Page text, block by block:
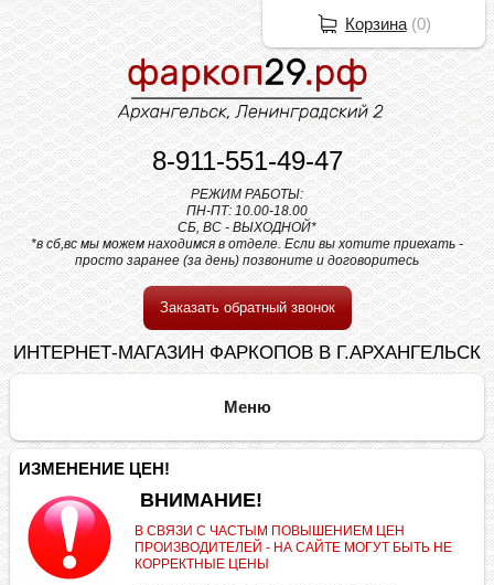
8-911-551-49-47
РЕЖИМ РАБОТЫ:
ПН-ПТ: 10.00-18.00
СБ, ВС - ВЫХОДНОЙ*
*в сб,вс мы можем находимся в отделе. Если вы хотите приехать -
просто заранее (за день) позвоните и договоритесь
Заказать обратный звонок
ИНТЕРНЕТ-МАГАЗИН ФАРКОПОВ В Г.АРХАНГЕЛЬСК
ИЗМЕНЕНИЕ ЦЕН!
ВНИМАНИЕ!
В СВЯЗИ С ЧАСТЫМ ПОВЫШЕНИЕМ ЦЕН
ПРОИЗВОДИТЕЛЕЙ - НА САЙТЕ МОГУТ БЫТЬ НЕ
КОРРЕКТНЫЕ ЦЕНЫ
Корзина(0)